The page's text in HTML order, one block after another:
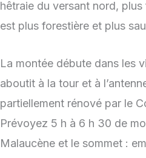
hêtraie du versant nord, plus
est plus forestière et plus
La montée débute dans les
aboutit à la tour et à
partiellement rénové par le
Prévoyez 5 h à 6 h 30 de
Malaucène et le sommet :